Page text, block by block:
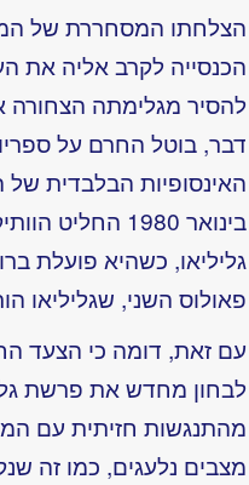
הצלחתו המסחררת של
הכנסייה לקרב אליה את
להסיר מגלימתה
דבר, בוטל החרם על
בינואר 1980
גליליאו, כשהיא פועלת
פאולוס השני, שגליליאו
עם זאת, דומה כי הצעד
לבחון מחדש את פרשת
מהתנגשות חזיתית עם
מצבים נלעגים, כמו זה